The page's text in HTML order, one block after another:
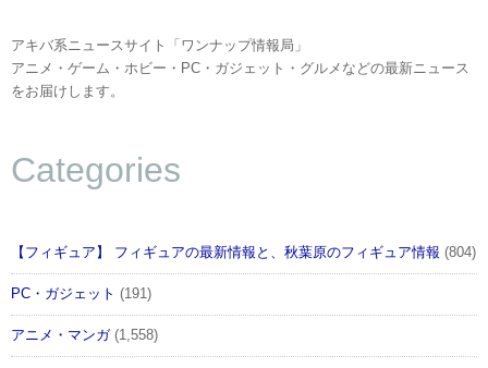
アキバ系ニュースサイト「ワンナップ情報局」
アニメ・ゲーム・ホビー・PC・ガジェット・グルメなどの最新ニュース
をお届けします。
Categories
【フィギュア】 フィギュアの最新情報と、秋葉原のフィギュア情報 (804)
PC・ガジェット (191)
アニメ・マンガ(1,558)